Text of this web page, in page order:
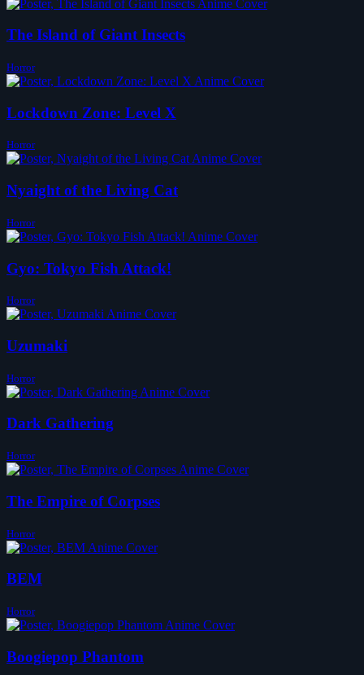
The Island of Giant Insects
Horror
Lockdown Zone: Level X
Horror
Nyaight of the Living Cat
Horror
Gyo: Tokyo Fish Attack!
Horror
Uzumaki
Horror
Dark Gathering
Horror
The Empire of Corpses
Horror
BEM
Horror
Boogiepop Phantom